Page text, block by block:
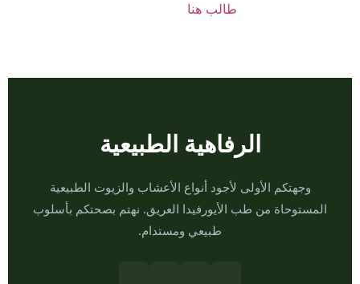
طالب هنا
الرفاهية الطبيعية
وجهتكم الأولى لأجود أنواع الأعشاب والزيوت الطبيعية
المستوحاة من طب الأيورفيدا العريق. نهتم بصحتكم بأسلوب
طبيعي ومستدام.